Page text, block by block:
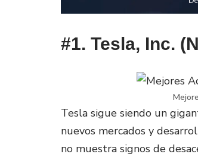
#1. Tesla, Inc.
Tesla sigue siendo un
nuevos mercados y
no muestra signos de